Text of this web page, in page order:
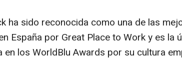
ha sido reconocida como una de las
España por Great Place to Work y es la
en los WorldBlu Awards por su cultura